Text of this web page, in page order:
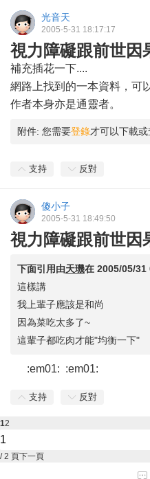
光音天
2005-5-31 18:17:17
視力障礙跟前世因
補充插花一下....
網路上找到的一本資料，可
作者本身亦是通靈者。
附件: 您需要登錄才可以下載
支持 反對
傻小子
2005-5-31 18:49:50
視力障礙跟前世因
下面引用由天璣在 2005/05/31
這樣講
我上輩子應該是和尚
因為菜吃太多了~
這輩子都吃肉才能"均衡一下"
:em01: :em01:
支持 反對
12
/ 2 頁下一頁